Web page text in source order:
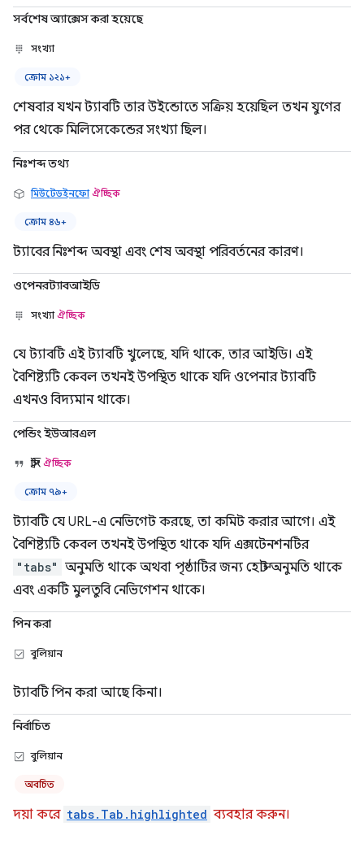
সর্বশেষ অ্যাক্সেস করা হয়েছে
সংখ্যা
ক্রোম ১২১+
শেষবার যখন ট্যাবটি তার উইন্ডোতে সক্রিয় হয়েছিল তখন যুগের
পর থেকে মিলিসেকেন্ডের সংখ্যা ছিল।
নিঃশব্দ তথ্য
মিউটেডইনফো ঐচ্ছিক
ক্রোম ৪৬+
ট্যাবের নিঃশব্দ অবস্থা এবং শেষ অবস্থা পরিবর্তনের কারণ।
ওপেনরট্যাবআইডি
সংখ্যাঐচ্ছিক
যে ট্যাবটি এই ট্যাবটি খুলেছে, যদি থাকে, তার আইডি। এই
বৈশিষ্ট্যটি কেবল তখনই উপস্থিত থাকে যদি ওপেনার ট্যাবটি
এখনও বিদ্যমান থাকে।
পেন্ডিং ইউআরএল
স্ট্রিং ঐচ্ছিক
ক্রোম ৭৯+
ট্যাবটি যে URL-এ নেভিগেট করছে, তা কমিট করার আগে। এই
বৈশিষ্ট্যটি কেবল তখনই উপস্থিত থাকে যদি এক্সটেনশনটির
"tabs" অনুমতি থাকে অথবা পৃষ্ঠাটির জন্য হোস্ট অনুমতি থাকে
এবং একটি মুলতুবি নেভিগেশন থাকে।
পিন করা
বুলিয়ান
ট্যাবটি পিন করা আছে কিনা।
নির্বাচিত
বুলিয়ান
অবচিত
দয়া করে tabs.Tab.highlighted ব্যবহার করুন।